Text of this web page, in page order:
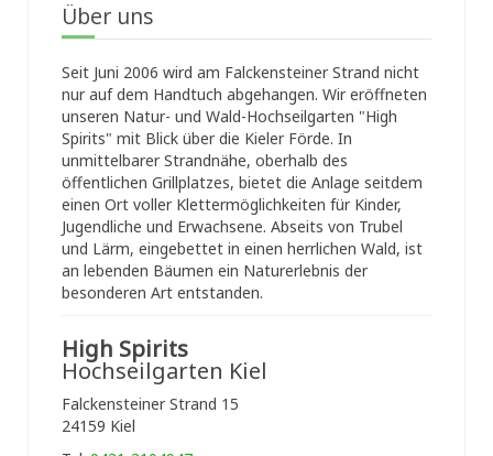
Über uns
Seit Juni 2006 wird am Falckensteiner Strand nicht
nur auf dem Handtuch abgehangen. Wir eröffneten
unseren Natur- und Wald-Hochseilgarten "High
Spirits" mit Blick über die Kieler Förde. In
unmittelbarer Strandnähe, oberhalb des
öffentlichen Grillplatzes, bietet die Anlage seitdem
einen Ort voller Klettermöglichkeiten für Kinder,
Jugendliche und Erwachsene. Abseits von Trubel
und Lärm, eingebettet in einen herrlichen Wald, ist
an lebenden Bäumen ein Naturerlebnis der
besonderen Art entstanden.
High Spirits
Hochseilgarten Kiel
Falckensteiner Strand 15
24159 Kiel